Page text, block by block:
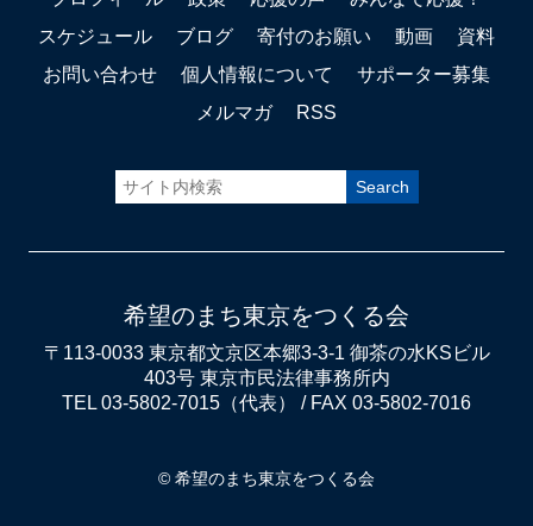
スケジュール
ブログ 寄付のお願い 動画
資料
お問い合わせ
個人情報について
サポーター募集
メルマガ
RSS
希望のまち東京をつくる会
〒113-0033 東京都文京区本郷3-3-1 御茶の水KSビル
403号 東京市民法律事務所内
TEL 03-5802-7015（代表） / FAX 03-5802-7016
© 希望のまち東京をつくる会